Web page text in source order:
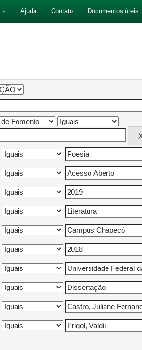
Ajuda Contato Documentos úteis